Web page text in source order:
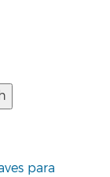
para